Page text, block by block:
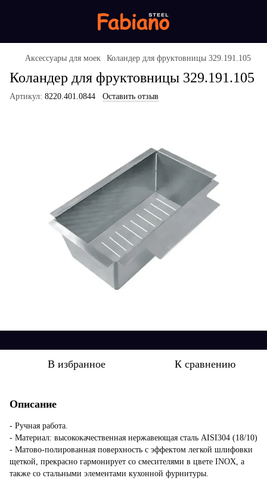
Аксессуары для моек Коландер для фруктовницы 329.191.105
Коландер для фруктовницы 329.191.105
Артикул: 8220.401.0844 Оставить отзыв
В избранное К сравнению
Описание
- Ручная работа.
- Материал: высококачественная нержавеющая сталь AISI304 (18/10)
- Матово-полированная поверхность с эффектом легкой шлифовки
щеткой, прекрасно гармонирует со смесителями в цвете INOX, а
также со стальными элементами кухонной фурнитуры.